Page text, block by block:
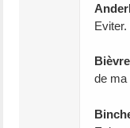
Bièvre
de ma